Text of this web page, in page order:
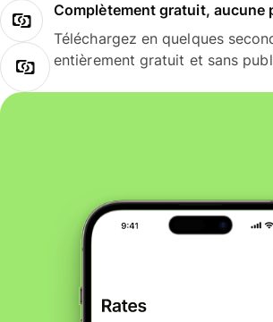
Complètement gratuit, aucune
Téléchargez en quelques
entièrement gratuit et sans